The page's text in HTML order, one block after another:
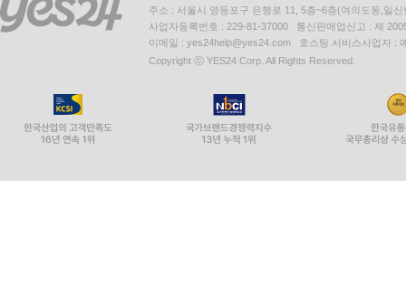
주소 : 서울시 영등포구 은행로 11, 5층~6층(여의도동,일신
사업자등록번호 : 229-81-37000 통신판매업신고 : 제
이메일 : yes24help@yes24.com 호스팅 서비스사업자 :
Copyright ⓒ YES24 Corp. All Rights Reserved.